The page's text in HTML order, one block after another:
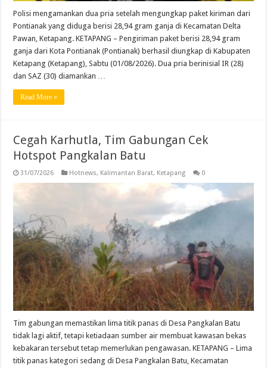
Polisi mengamankan dua pria setelah mengungkap paket kiriman dari
Pontianak yang diduga berisi 28,94 gram ganja di Kecamatan Delta
Pawan, Ketapang. KETAPANG – Pengiriman paket berisi 28,94 gram
ganja dari Kota Pontianak (Pontianak) berhasil diungkap di Kabupaten
Ketapang (Ketapang), Sabtu (01/08/2026). Dua pria berinisial IR (28)
dan SAZ (30) diamankan …
Read More »
Cegah Karhutla, Tim Gabungan Cek
Hotspot Pangkalan Batu
31/07/2026 Hotnews, Kalimantan Barat, Ketapang 0
Tim gabungan memastikan lima titik panas di Desa Pangkalan Batu
tidak lagi aktif, tetapi ketiadaan sumber air membuat kawasan bekas
kebakaran tersebut tetap memerlukan pengawasan. KETAPANG – Lima
titik panas kategori sedang di Desa Pangkalan Batu, Kecamatan